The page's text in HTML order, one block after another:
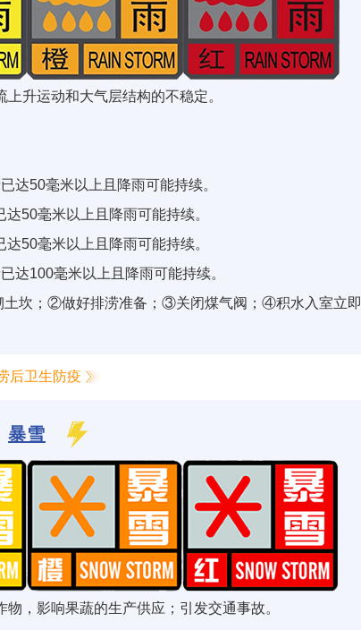
升运动和大气层结构的不稳定。
达50毫米以上且降雨可能持续。
50毫米以上且降雨可能持续。
50毫米以上且降雨可能持续。
达100毫米以上且降雨可能持续。
坎；②做好排涝准备；③关闭煤气阀；④积水入室立即
后卫生防疫
暴雪
，影响果蔬的生产供应；引发交通事故。